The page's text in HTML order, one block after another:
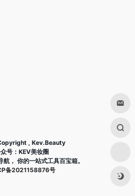
, Kev.Beauty
号：KEV美妆圈
航， 你的一站式工具百宝箱。
备2021158876号